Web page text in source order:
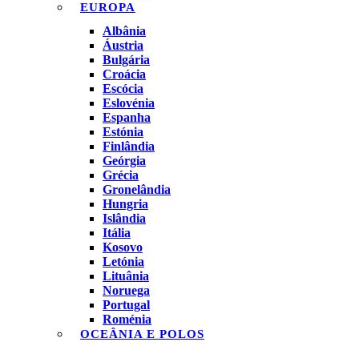
EUROPA
Albânia
Áustria
Bulgária
Croácia
Escócia
Eslovénia
Espanha
Estónia
Finlândia
Geórgia
Grécia
Gronelândia
Hungria
Islândia
Itália
Kosovo
Letónia
Lituânia
Noruega
Portugal
Roménia
OCEÂNIA E POLOS